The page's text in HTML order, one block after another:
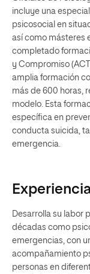
incluye una
psicosocial en
así como másteres
completado
y Compromiso
amplia formación
más de 600 horas,
modelo. Esta
específica en
conducta suicida,
emergencia.
Desarrolla su labor
décadas como
emergencias, con
acompañamiento
personas en